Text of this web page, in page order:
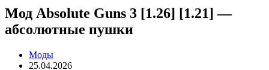
Мод Absolute Guns 3 [1.26] [1.21] —
абсолютные пушки
Моды
25.04.2026